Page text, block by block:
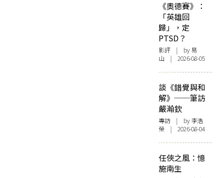
《奧德賽》：
「英雄回
歸」，定
PTSD？
影評 | by 易
山 | 2026-08-05
談《錯覺與和
解》──筆訪
嚴瀚欽
專訪 | by 李浩
榮 | 2026-08-04
任俠之風：憶
施南生